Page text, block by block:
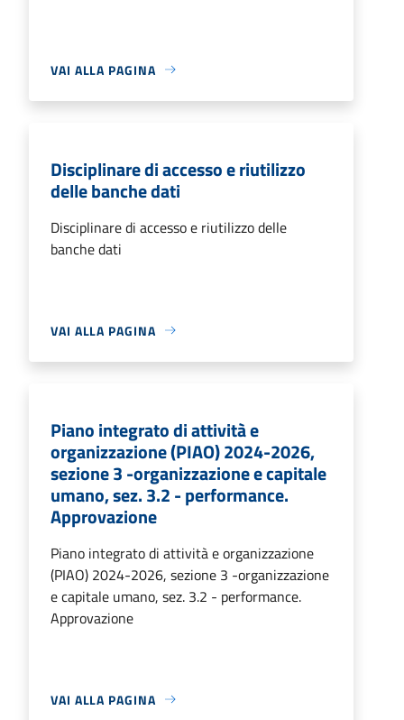
VAI ALLA PAGINA
Disciplinare di accesso e riutilizzo
delle banche dati
Disciplinare di accesso e riutilizzo delle
banche dati
VAI ALLA PAGINA
Piano integrato di attività e
organizzazione (PIAO) 2024-2026,
sezione 3 -organizzazione e capitale
umano, sez. 3.2 - performance.
Approvazione
Piano integrato di attività e organizzazione
(PIAO) 2024-2026, sezione 3 -organizzazione
e capitale umano, sez. 3.2 - performance.
Approvazione
VAI ALLA PAGINA